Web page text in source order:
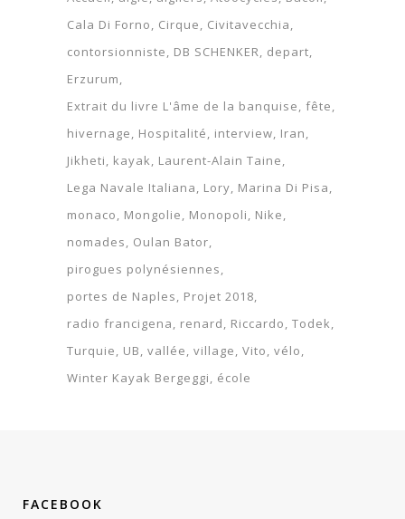
Cala Di Forno
Cirque
Civitavecchia
contorsionniste
DB SCHENKER depart
Erzurum
Extrait du livre L'âme de la banquise fête
hivernage
Hospitalité interview Iran
Jikheti
kayak Laurent-Alain Taine
Lega Navale Italiana
Lory Marina Di Pisa
monaco
Mongolie Monopoli
Nike
nomades
Oulan Bator
pirogues polynésiennes
portes de Naples
Projet 2018
radio francigena
renard Riccardo Todek
Turquie
UB vallée village Vito vélo
Winter Kayak Bergeggi
école
FACEBOOK